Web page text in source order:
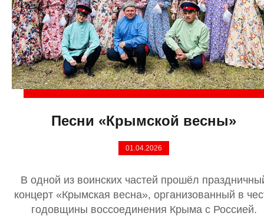
Песни «Крымской весны»
01.04.2026
В одной из воинских частей прошёл
концерт «Крымская весна», организованный в
годовщины воссоединения Крыма с Россией.